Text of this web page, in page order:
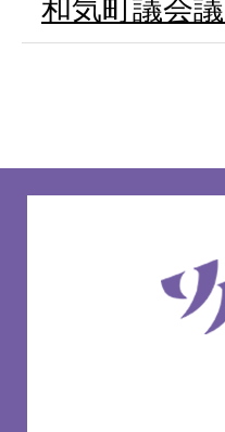
和気町議会
和
気